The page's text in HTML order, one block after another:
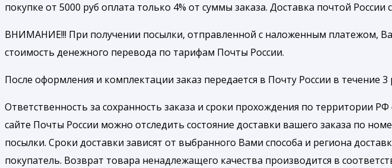
покупке от 5000 руб оплата только 4% от суммы заказа. Доставка почтой
ВНИМАНИЕ!!! При получении посылки, отправленной с наложенным платежом,
стоимость денежного перевода по тарифам Почты России.
После оформления и комплектации заказ передается в Почту России в течение 3
Ответственность за сохранность заказа и сроки прохождения по территории
сайте Почты России можно отследить состояние доставки вашего заказа по
посылки. Сроки доставки зависят от выбранного Вами способа и региона
покупатель. Возврат товара ненадлежащего качества производится в